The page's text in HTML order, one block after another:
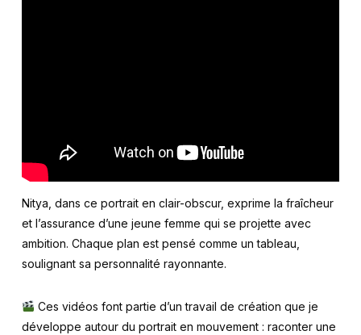
Nitya, dans ce portrait en clair-obscur, exprime la fraîcheur
et l’assurance d’une jeune femme qui se projette avec
ambition. Chaque plan est pensé comme un tableau,
soulignant sa personnalité rayonnante.
Ces vidéos font partie d’un travail de création que je
développe autour du portrait en mouvement : raconter une